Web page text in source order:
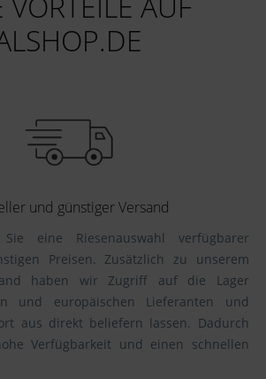
und günstiger Versand
eine Riesenauswahl verfügbarer
Preisen. Zusätzlich zu unserem
haben wir Zugriff auf die Lager
und europäischen Lieferanten und
aus direkt beliefern lassen. Dadurch
Verfügbarkeit und einen schnellen